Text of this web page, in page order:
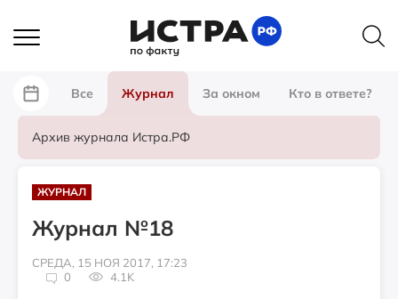
Все Журнал За окном Кто в ответе?
Архив журнала Истра.РФ
ЖУРНАЛ
Журнал №18
СРЕДА, 15 НОЯ 2017, 17:23
0
4.1K